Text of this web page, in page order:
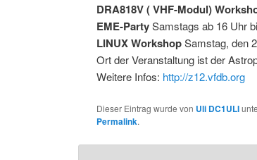
DRA818V ( VHF-Modul)
EME-PartySamstags ab 16 Uhr
LINUX WorkshopSamstag, den
Ort der Veranstaltung ist der
Weitere Infos: http://z12.vfdb.org
Dieser Eintrag wurde von Uli DC1ULI
Permalink.